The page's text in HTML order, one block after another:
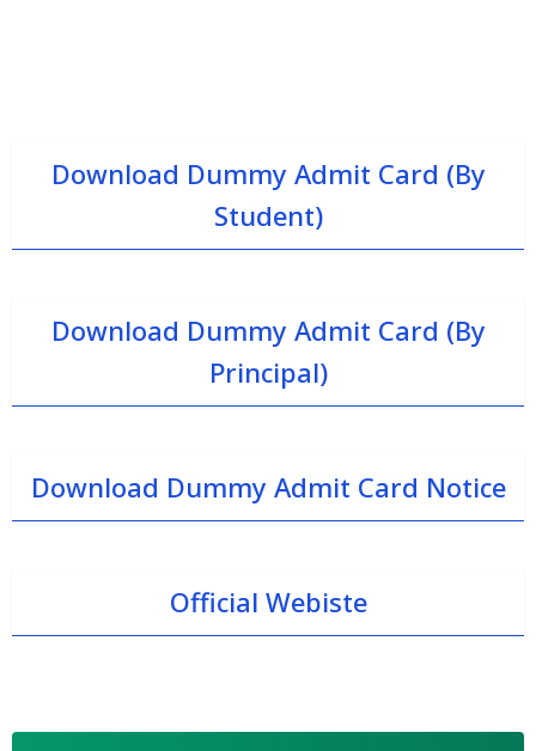
Download Dummy Admit Card (By
Student)
Download Dummy Admit Card (By
Principal)
Download Dummy Admit Card Notice
Official Webiste